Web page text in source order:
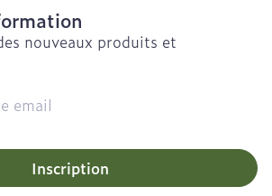
nouveaux produits et
Inscription